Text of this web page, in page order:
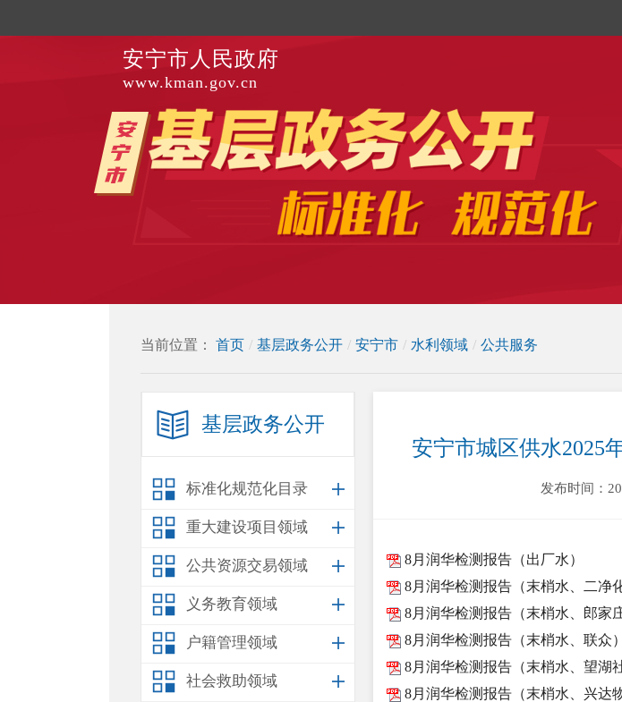
安宁市人民政府
www.kman.gov.cn
当前位置： 首页 / 基层政务公开 / 安宁市 / 水利领域 / 公共服务
基层政务公开
标准化规范化目录
重大建设项目领域
公共资源交易领域
义务教育领域
户籍管理领域
社会救助领域
安宁市城区供水2025
发布时间：
8月润华检测报告（出厂水）
8月润华检测报告（末梢水、二净化
8月润华检测报告（末梢水、郎家庄
8月润华检测报告（末梢水、联众）
8月润华检测报告（末梢水、望湖
8月润华检测报告（末梢水、兴达